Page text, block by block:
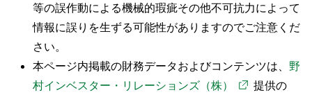
等の誤作動による機械的瑕疵その他不可抗力によって
情報に誤りを生ずる可能性がありますのでご注意くだ
さい。
本ページ内掲載の財務データおよびコンテンツは、 野
村インベスター・リレーションズ（株）
提供の